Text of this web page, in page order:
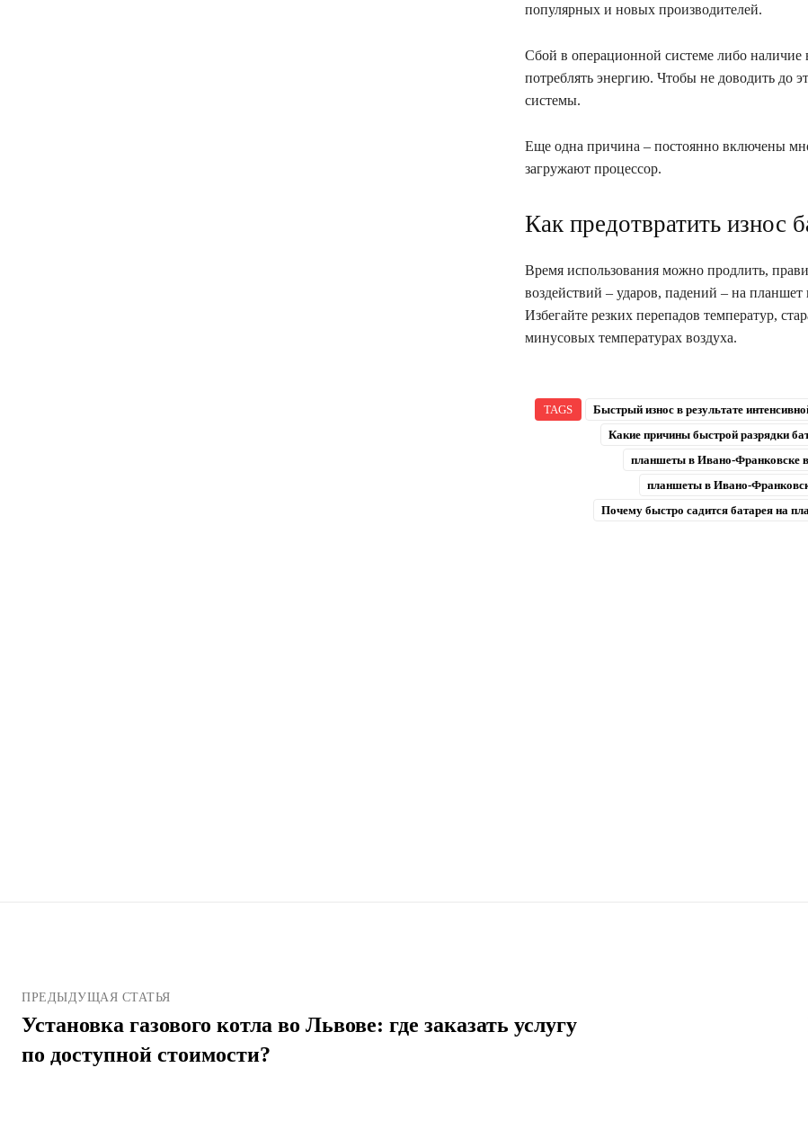
популярных и новых производителей.
Сбой в операционной системе либо
потреблять энергию. Чтобы не доводить до
системы.
Еще одна причина – постоянно включены
загружают процессор.
Как предотвратить износ
Время использования можно продлить,
воздействий – ударов, падений – на
Избегайте резких перепадов температур,
минусовых температурах воздуха.
TAGS Быстрый износ в результате
Какие причины быстрой разрядки
планшеты в Ивано-Франковске
планшеты в Ивано-
Почему быстро садится батарея на
ПРЕДЫДУЩАЯ СТАТЬЯ
Установка газового котла во Львове: где заказать услугу
по доступной стоимости?